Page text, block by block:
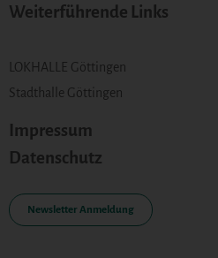
Weiterführende Links
LOKHALLE Göttingen
Stadthalle Göttingen
Impressum
Datenschutz
Newsletter Anmeldung